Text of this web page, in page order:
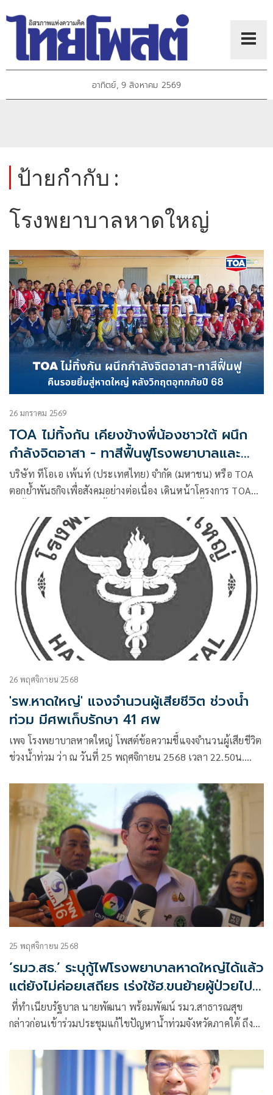
อาทิตย์, 9 สิงหาคม 2569
ป้ายกำกับ :
โรงพยาบาลหาดใหญ่
26 มกราคม 2569
TOA ไม่ทิ้งกัน เคียงข้างพี่น้องชาวใต้ ผนึก
กำลังจิตอาสา - ทาสีฟื้นฟูโรงพยาบาลและ
โรงเรียน คืนรอยยิ้มสู่หาดใหญ่ หลังวิกฤต
อุทกภัยปี 68
บริษัท ทีโอเอ เพ้นท์ (ประเทศไทย) จำกัด (มหาชน) หรือ TOA
ตอกย้ำพันธกิจเพื่อสังคมอย่างต่อเนื่อง เดินหน้าโครงการ TOA
อ.หาดใหญ่
26 พฤศจิกายน 2568
'รพ.หาดใหญ่' แจงจำนวนผู้เสียชีวิต ช่วงน้ำ
ท่วม มีศพเก็บรักษา 41 ศพ
เพจ โรงพยาบาลหาดใหญ่ โพสต์ข้อความชี้แจงจำนวนผู้เสียชีวิต
ช่วงน้ำท่วม ว่า ณ วันที่ 25 พฤศจิกายน 2568 เวลา 22.50น.
#ข่าวสารประชาสัมพันธ์โรงพยาบาลหาดใหญ่
25 พฤศจิกายน 2568
‘รมว.สธ.’ ระบุกู้ไฟโรงพยาบาลหาดใหญ่ได้แล้ว
แต่ยังไม่ค่อยเสถียร เร่งใช้ฮ.ขนย้ายผู้ป่วยไป
รพ.ใกล้เคียง
ที่ทำเนียบรัฐบาล นายพัฒนา พร้อมพัฒน์ รมว.สาธารณสุข
กล่าวก่อนเข้าร่วมประชุมแก้ไขปัญหาน้ำท่วมจังหวัดภาคใต้ ถึง